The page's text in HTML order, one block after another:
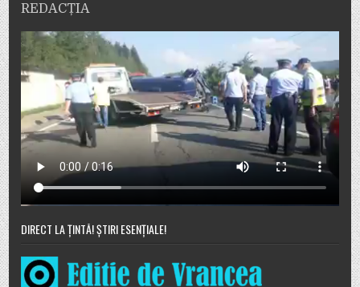
REDACȚIA
DIRECT LA ȚINTĂ! ȘTIRI ESENȚIALE!